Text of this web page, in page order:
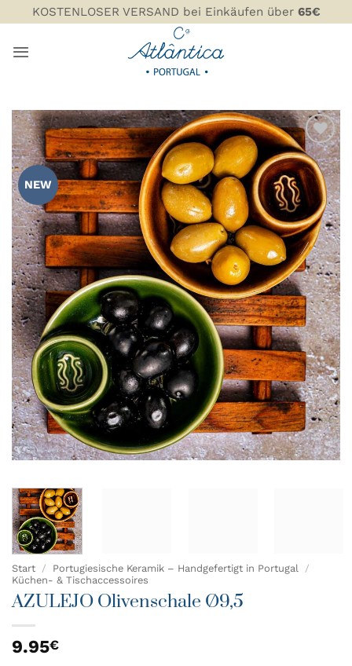
Inhalt
springen
KOSTENLOSER VERSAND bei Einkäufen über 65€
NEW
ZU MEINER
WUNSCHLISTE
HINZUFÜGEN
Start / Portugiesische Keramik – Handgefertigt in Portugal
/
Küchen- & Tischaccessoires
AZULEJO Olivenschale Ø9,5
9.95€